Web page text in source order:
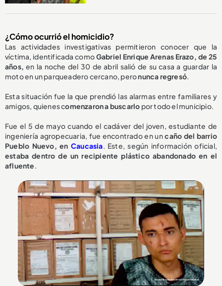
¿Cómo ocurrió el homicidio?
Las actividades investigativas permitieron conocer que la
víctima, identificada comoGabriel Enrique Arenas Erazo, de 25
años, en la noche del 30 de abril salió de su casa a guardar la
moto en un parqueadero cercano, peronunca regresó.
Esta situación fue la que prendió las alarmas entre familiares y
amigos, quienes comenzaron a buscarlo por todo el municipio.
Fue el 5 de mayo cuando el cadáver del joven, estudiante de
ingeniería agropecuaria, fue encontrado en uncaño del barrio
Pueblo Nuevo, en Caucasia. Este, según información oficial,
estaba dentro de un recipiente plástico abandonado en el
afluente.